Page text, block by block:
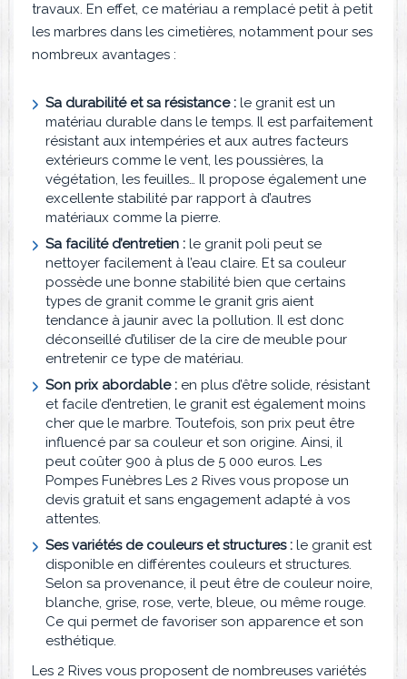
travaux. En effet, ce matériau a remplacé petit à petit
les marbres dans les cimetières, notamment pour ses
nombreux avantages :
Sa durabilité et sa résistance : le granit est un
matériau durable dans le temps. Il est parfaitement
résistant aux intempéries et aux autres facteurs
extérieurs comme le vent, les poussières, la
végétation, les feuilles… Il propose également une
excellente stabilité par rapport à d’autres
matériaux comme la pierre.
Sa facilité d’entretien : le granit poli peut se
nettoyer facilement à l’eau claire. Et sa couleur
possède une bonne stabilité bien que certains
types de granit comme le granit gris aient
tendance à jaunir avec la pollution. Il est donc
déconseillé d’utiliser de la cire de meuble pour
entretenir ce type de matériau.
Son prix abordable : en plus d’être solide, résistant
et facile d’entretien, le granit est également moins
cher que le marbre. Toutefois, son prix peut être
influencé par sa couleur et son origine. Ainsi, il
peut coûter 900 à plus de 5 000 euros. Les
Pompes Funèbres Les 2 Rives vous propose un
devis gratuit et sans engagement adapté à vos
attentes.
Ses variétés de couleurs et structures : le granit est
disponible en différentes couleurs et structures.
Selon sa provenance, il peut être de couleur noire,
blanche, grise, rose, verte, bleue, ou même rouge.
Ce qui permet de favoriser son apparence et son
esthétique.
Les 2 Rives vous proposent de nombreuses variétés